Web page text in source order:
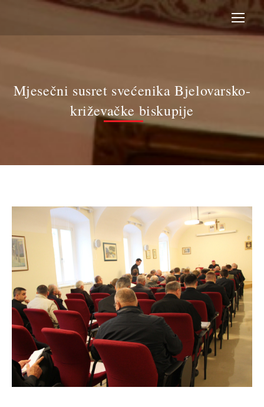
Mjesečni susret svećenika Bjelovarsko-
križevačke biskupije